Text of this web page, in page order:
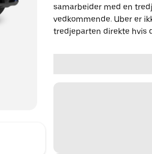
samarbeider med en
vedkommende. Uber er
tredjeparten direkte hvis